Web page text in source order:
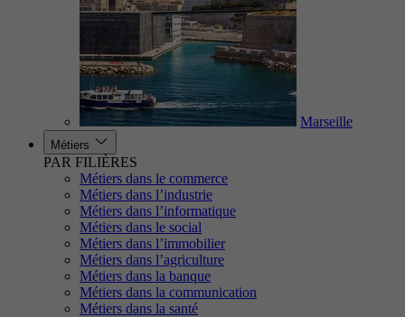
Marseille
Métiers
PAR FILIÈRES
Métiers dans le commerce
Métiers dans l’industrie
Métiers dans l’informatique
Métiers dans le social
Métiers dans l’immobilier
Métiers dans l’agriculture
Métiers dans la banque
Métiers dans la communication
Métiers dans la santé